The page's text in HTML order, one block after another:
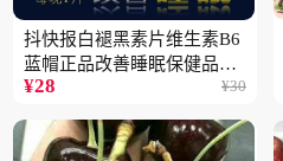
抖快报白褪黑素片维生素B6
蓝帽正品改善睡眠保健品现
货批发代发2瓶
¥28 ¥30